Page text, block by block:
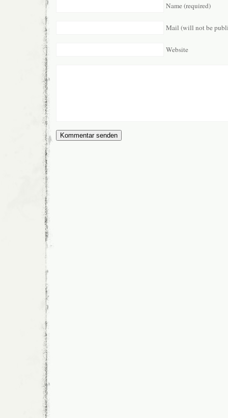
Name (required)
Mail (will not be
Website